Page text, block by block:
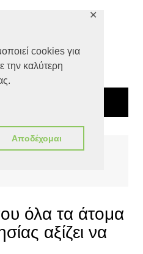
cookies για
την καλύτερη
Αποδέχομαι
✕
όλα τα άτομα
αξίζει να